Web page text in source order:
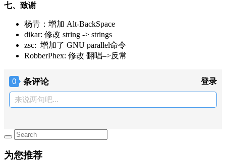
七、致谢
杨青：增加 Alt-BackSpace
dikar: 修改 string -> strings
zsc: 增加了 GNU parallel命令
RobberPhex: 修改 翻唱–>反常
0 条评论 登录
来说两句吧...
为您推荐